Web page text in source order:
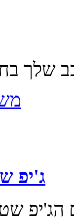
ג'יפ